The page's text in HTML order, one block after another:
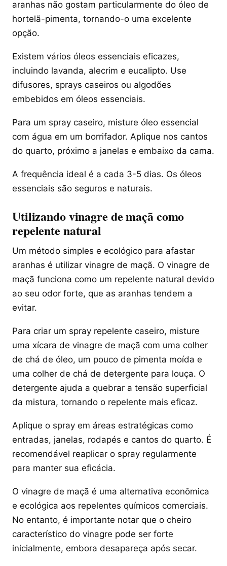
aranhas não gostam particularmente do óleo de
hortelã-pimenta, tornando-o uma excelente
opção.
Existem vários óleos essenciais eficazes,
incluindo lavanda, alecrim e eucalipto. Use
difusores, sprays caseiros ou algodões
embebidos em óleos essenciais.
Para um spray caseiro, misture óleo essencial
com água em um borrifador. Aplique nos cantos
do quarto, próximo a janelas e embaixo da cama.
A frequência ideal é a cada 3-5 dias. Os óleos
essenciais são seguros e naturais.
Utilizando vinagre de maçã como
repelente natural
Um método simples e ecológico para afastar
aranhas é utilizar vinagre de maçã. O vinagre de
maçã funciona como um repelente natural devido
ao seu odor forte, que as aranhas tendem a
evitar.
Para criar um spray repelente caseiro, misture
uma xícara de vinagre de maçã com uma colher
de chá de óleo, um pouco de pimenta moída e
uma colher de chá de detergente para louça. O
detergente ajuda a quebrar a tensão superficial
da mistura, tornando o repelente mais eficaz.
Aplique o spray em áreas estratégicas como
entradas, janelas, rodapés e cantos do quarto. É
recomendável reaplicar o spray regularmente
para manter sua eficácia.
O vinagre de maçã é uma alternativa econômica
e ecológica aos repelentes químicos comerciais.
No entanto, é importante notar que o cheiro
característico do vinagre pode ser forte
inicialmente, embora desapareça após secar.